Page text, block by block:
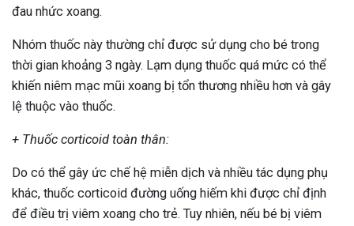
đau nhức xoang.
Nhóm thuốc này thường chỉ được sử dụng cho bé trong
thời gian khoảng 3 ngày. Lạm dụng thuốc quá mức có thể
khiến niêm mạc mũi xoang bị tổn thương nhiều hơn và gây
lệ thuộc vào thuốc.
+ Thuốc corticoid toàn thân:
Do có thể gây ức chế hệ miễn dịch và nhiều tác dụng phụ
khác, thuốc corticoid đường uống hiếm khi được chỉ định
để điều trị viêm xoang cho trẻ. Tuy nhiên, nếu bé bị viêm